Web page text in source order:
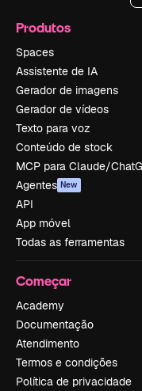
Produtos
Spaces
Assistente de IA
Gerador de imagens
Gerador de vídeos
Texto para voz
Conteúdo de stock
MCP para Claude/
Agentes New
API
App móvel
Todas as ferramentas
Começar
Academy
Documentação
Atendimento
Termos e condições
Política de privacidade